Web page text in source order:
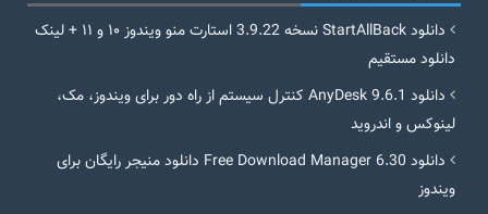
دانلود StartAllBack نسخه 3.9.22 استارت منو ویندوز ۱۰ و ۱۱ + لینک
دانلود مستقیم
دانلود AnyDesk 9.6.1 کنترل سیستم از راه دور برای ویندوز، مک،
لینوکس و اندروید
دانلود Free Download Manager 6.30 دانلود منیجر رایگان برای
ویندوز